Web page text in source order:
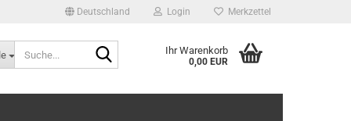
Deutschland Login Merkzettel
Ihr Warenkorb
0,00 EUR